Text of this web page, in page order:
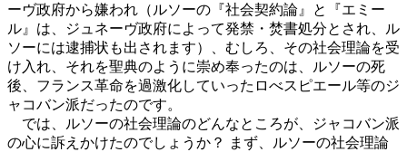
ーヴ政府から嫌われ（ルソーの『社会契約論』と『エミー
ル』は、ジュネーヴ政府によって発禁・焚書処分とされ、ル
ソーには逮捕状も出されます）、むしろ、その社会理論を受
け入れ、それを聖典のように崇め奉ったのは、ルソーの死
後、フランス革命を過激化していったロべスピエール等のジ
ャコバン派だったのです。
では、ルソーの社会理論のどんなところが、ジャコバン派
の心に訴えかけたのでしょうか？ まず、ルソーの社会理論